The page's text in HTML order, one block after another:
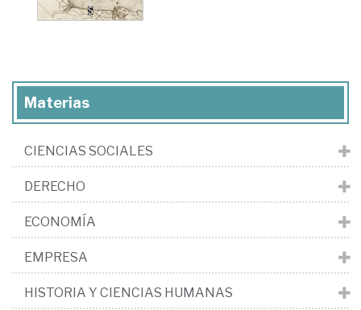
Materias
CIENCIAS SOCIALES
DERECHO
ECONOMÍA
EMPRESA
HISTORIA Y CIENCIAS HUMANAS